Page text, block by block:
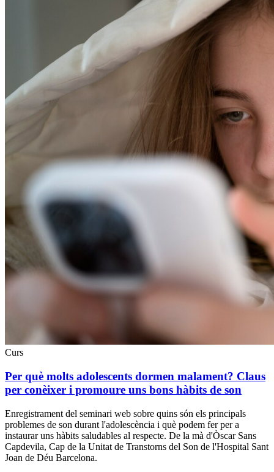
Curs
Per què molts adolescents dormen malament? Claus
per conèixer i promoure uns bons hàbits de son
Enregistrament del seminari web sobre quins són els principals
problemes de son durant l'adolescència i què podem fer per a
instaurar uns hàbits saludables al respecte. De la mà d'Òscar Sans
Capdevila, Cap de la Unitat de Transtorns del Son de l'Hospital Sant
Joan de Déu Barcelona.